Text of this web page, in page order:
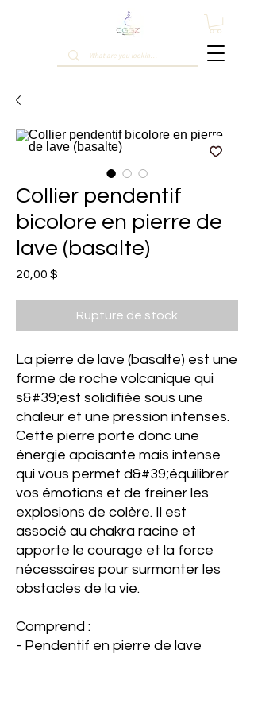
Collier pendentif
bicolore en pierre de
lave (basalte)
20,00 $
Rupture de stock
La pierre de lave (basalte) est une
forme de roche volcanique qui
s&#39;est solidifiée sous une
chaleur et une pression intenses.
Cette pierre porte donc une
énergie apaisante mais intense
qui vous permet d&#39;équilibrer
vos émotions et de freiner les
explosions de colère. Il est
associé au chakra racine et
apporte le courage et la force
nécessaires pour surmonter les
obstacles de la vie.
Comprend :
- Pendentif en pierre de lave